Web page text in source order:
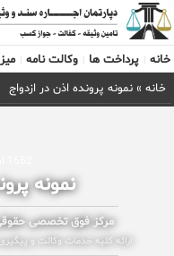
خانه
پرداخت ها وکالت نامه
خانه » نمونه پرونده اذن در ازدواج
نمونه
مرکز فوق تخصصی حقوقی
ارائه کلیه خدمات وکالت و